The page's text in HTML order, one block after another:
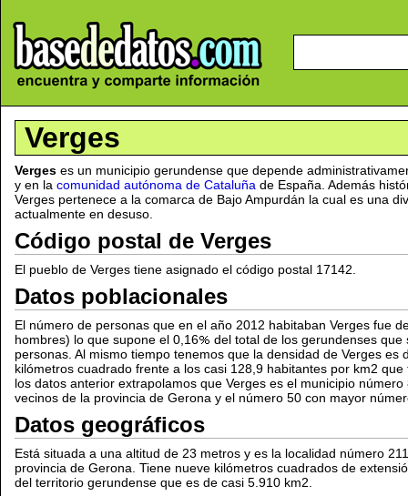
Verges
Verges es un municipio gerundense que depende
y en la comunidad autónoma de Cataluña de España. Además
Verges pertenece a la comarca de Bajo Ampurdán la cual es una
actualmente en desuso.
Código postal de Verges
El pueblo de Verges tiene asignado el código postal 17142.
Datos poblacionales
El número de personas que en el año 2012 habitaban Verges fue
hombres) lo que supone el 0,16
del total de los gerundenses
personas. Al mismo tiempo tenemos que la densidad de Verges es
kilómetros cuadrado frente a los casi 128,9 habitantes por km2
los datos anterior extrapolamos que Verges es el municipio
vecinos de la provincia de Gerona y el número 50 con mayor
Datos geográficos
Está situada a una altitud de 23 metros y es la localidad número
provincia de Gerona. Tiene nueve kilómetros cuadrados de
del territorio gerundense que es de casi 5.910 km2.